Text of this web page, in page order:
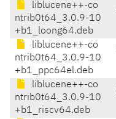
liblucene++-co
ntrib0t64_3.0.9-10
+b1_loong64.deb
liblucene++-co
ntrib0t64_3.0.9-10
+b1_ppc64el.deb
liblucene++-co
ntrib0t64_3.0.9-10
+b1_riscv64.deb